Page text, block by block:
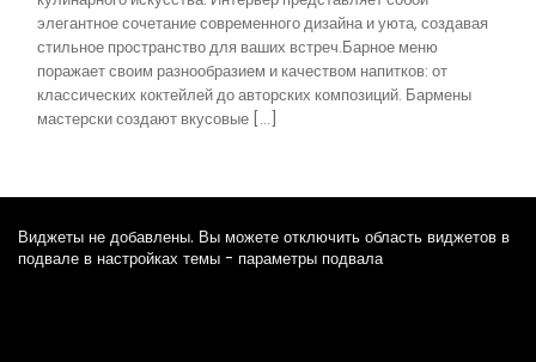
элегантное сочетание современного дизайна и уюта, создавая
стильное пространство для ваших встреч.Барное меню
поражает своим разнообразием и качеством напитков: от
классических коктейлей до авторских композиций. Бармены
мастерски создают вкусовые […]
Виджеты не добавлены. Вы можете отключить область виджетов в
подвале в настройках темы - параметры подвала